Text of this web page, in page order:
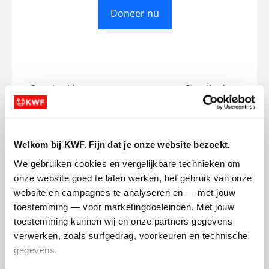
Welkom bij KWF. Fijn dat je onze website bezoekt.
We gebruiken cookies en vergelijkbare technieken om
onze website goed te laten werken, het gebruik van onze
website en campagnes te analyseren en — met jouw
toestemming — voor marketingdoeleinden. Met jouw
toestemming kunnen wij en onze partners gegevens
verwerken, zoals surfgedrag, voorkeuren en technische
gegevens.
Doneer nu
Opgehaald
€0
Streefbedrag
€500
Jeremy's badges